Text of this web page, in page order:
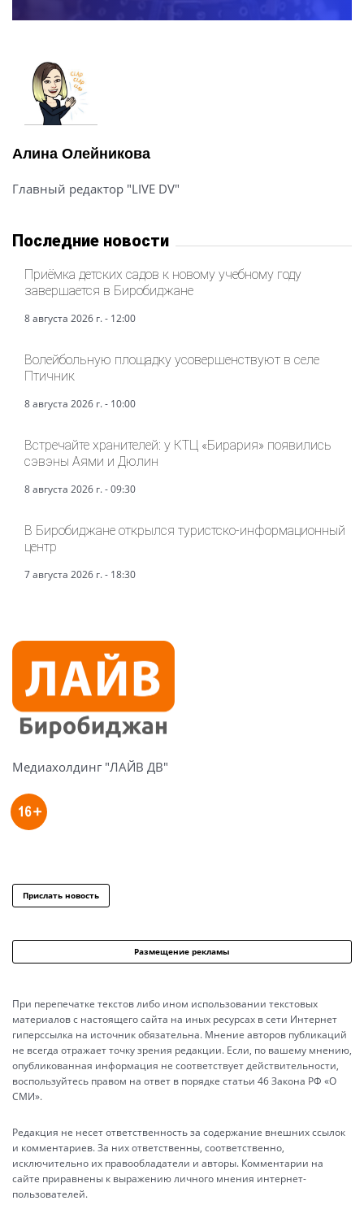
Алина Олейникова
Главный редактор "LIVE DV"
Последние новости
Приёмка детских садов к новому учебному году
завершается в Биробиджане
8 августа 2026 г. - 12:00
Волейбольную площадку усовершенствуют в селе
Птичник
8 августа 2026 г. - 10:00
Встречайте хранителей: у КТЦ «Бирария» появились
сэвэны Аями и Дюлин
8 августа 2026 г. - 09:30
В Биробиджане открылся туристско-информационный
центр
7 августа 2026 г. - 18:30
Медиахолдинг "ЛАЙВ ДВ"
Прислать новость
Размещение рекламы
При перепечатке текстов либо ином использовании текстовых
материалов с настоящего сайта на иных ресурсах в сети Интернет
гиперссылка на источник обязательна. Мнение авторов публикаций
не всегда отражает точку зрения редакции. Если, по вашему мнению,
опубликованная информация не соответствует действительности,
воспользуйтесь правом на ответ в порядке статьи 46 Закона РФ «О
СМИ».
Редакция не несет ответственность за содержание внешних ссылок
и комментариев. За них ответственны, соответственно,
исключительно их правообладатели и авторы. Комментарии на
сайте приравнены к выражению личного мнения интернет-
пользователей.